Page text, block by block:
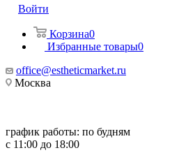
Войти
Корзина0
Избранные товары0
office@estheticmarket.ru
Москва
график работы: по будням
с 11:00 до 18:00